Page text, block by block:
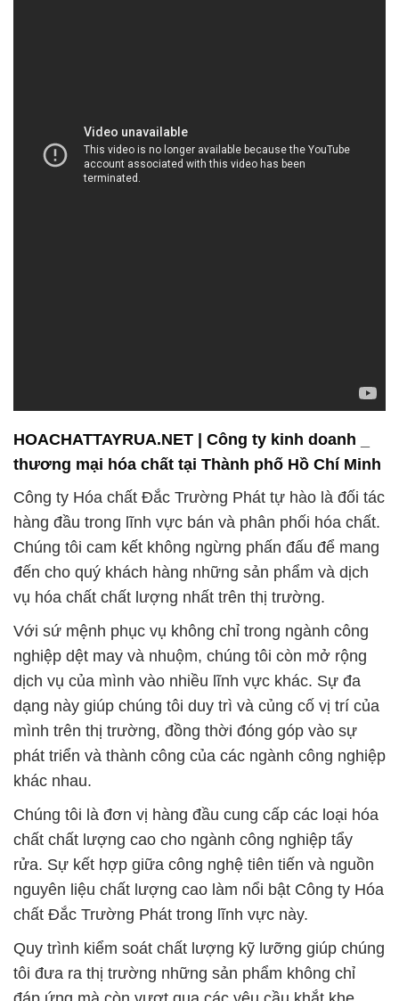
HOACHATTAYRUA.NET | Công ty kinh doanh _
thương mại hóa chất tại Thành phố Hồ Chí Minh
Công ty Hóa chất Đắc Trường Phát tự hào là đối tác
hàng đầu trong lĩnh vực bán và phân phối hóa chất.
Chúng tôi cam kết không ngừng phấn đấu để mang
đến cho quý khách hàng những sản phẩm và dịch
vụ hóa chất chất lượng nhất trên thị trường.
Với sứ mệnh phục vụ không chỉ trong ngành công
nghiệp dệt may và nhuộm, chúng tôi còn mở rộng
dịch vụ của mình vào nhiều lĩnh vực khác. Sự đa
dạng này giúp chúng tôi duy trì và củng cố vị trí của
mình trên thị trường, đồng thời đóng góp vào sự
phát triển và thành công của các ngành công nghiệp
khác nhau.
Chúng tôi là đơn vị hàng đầu cung cấp các loại hóa
chất chất lượng cao cho ngành công nghiệp tẩy
rửa. Sự kết hợp giữa công nghệ tiên tiến và nguồn
nguyên liệu chất lượng cao làm nổi bật Công ty Hóa
chất Đắc Trường Phát trong lĩnh vực này.
Quy trình kiểm soát chất lượng kỹ lưỡng giúp chúng
tôi đưa ra thị trường những sản phẩm không chỉ